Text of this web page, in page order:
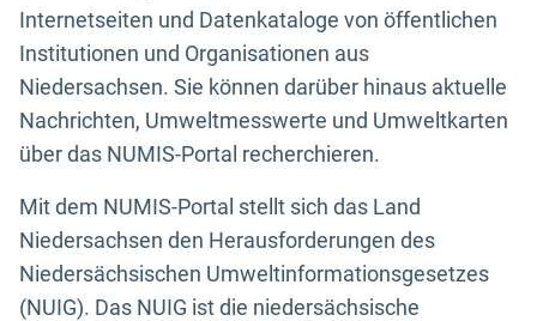
Internetseiten und Datenkataloge von öffentlichen
Institutionen und Organisationen aus
Niedersachsen. Sie können darüber hinaus aktuelle
Nachrichten, Umweltmesswerte und Umweltkarten
über das NUMIS-Portal recherchieren.
Mit dem NUMIS-Portal stellt sich das Land
Niedersachsen den Herausforderungen des
Niedersächsischen Umweltinformationsgesetzes
(NUIG). Das NUIG ist die niedersächsische